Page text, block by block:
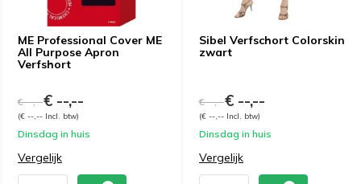
ME Professional Cover ME
All Purpose Apron
Verfshort
€ --,--€ --,--
(€ --,-- Incl. btw)
Dinsdag in huis
Vergelijk
Sibel Verfschort Colorskin
zwart
€ --,--€ --,--
(€ --,-- Incl. btw)
Dinsdag in huis
Vergelijk